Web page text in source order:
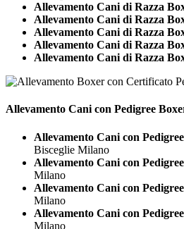
Allevamento Cani di Razza
Allevamento Cani di Razza
Allevamento Cani di Razza
Allevamento Cani di Razza
Allevamento Cani di Razza
Allevamento Cani con Pedigree
Allevamento Cani con
Bisceglie Milano
Allevamento Cani con
Milano
Allevamento Cani con
Milano
Allevamento Cani con
Milano